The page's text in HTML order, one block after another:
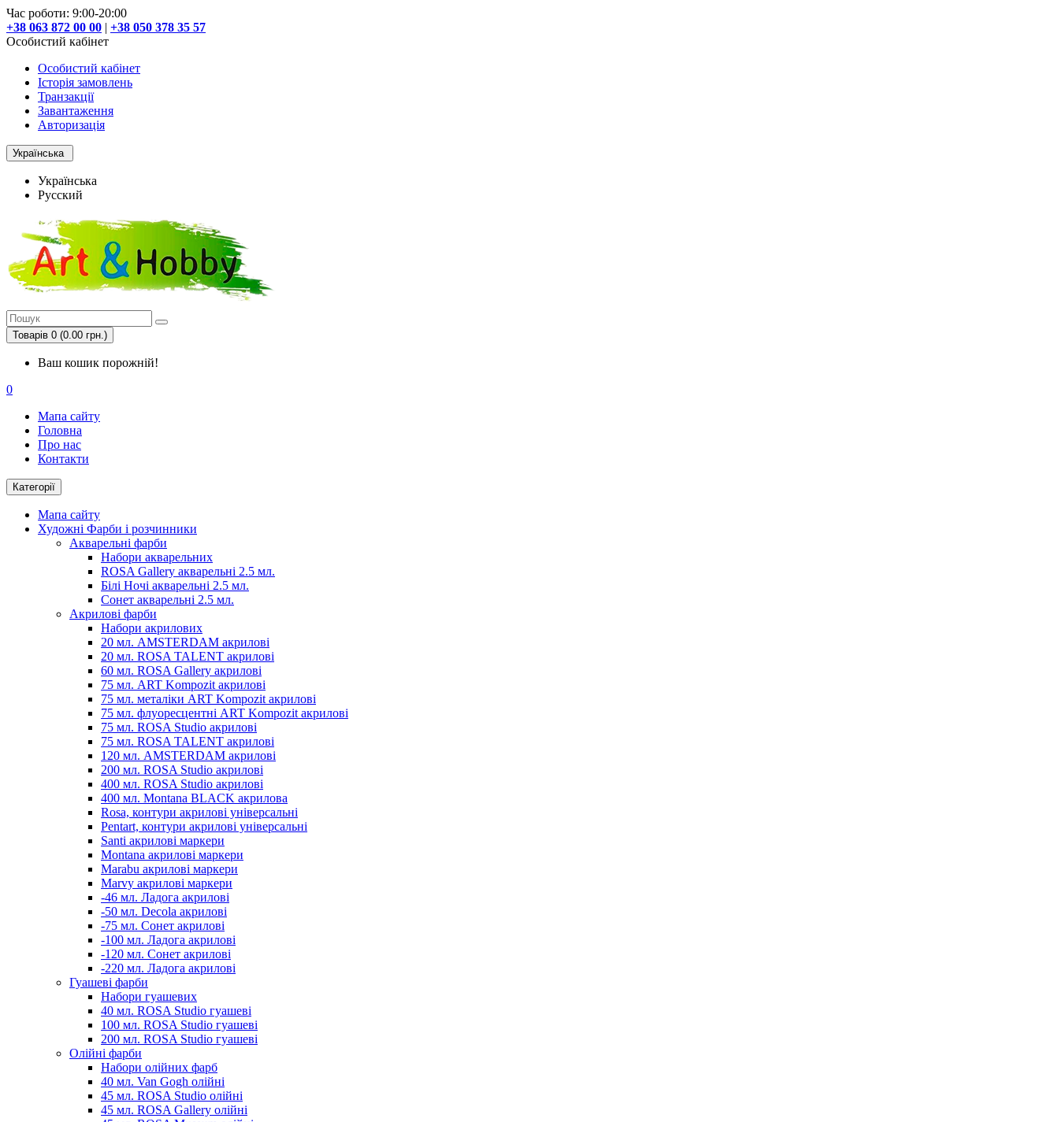
Час роботи: 9:00-20:00
+38 063 872 00 00 | +38 050 378 35 57
Особистий кабінет
Особистий кабінет
Історія замовлень
Транзакції
Завантаження
Авторизація
Українська
Українська
Русский
Товарів 0 (0.00 грн.)
Ваш кошик порожній!
0
Мапа сайту
Головна
Про нас
Контакти
Категорії
Мапа сайту
Художні Фарби і розчинники
Акварельні фарби
Набори акварельних
ROSA Gallery акварельні 2.5 мл.
Білі Ночі акварельні 2.5 мл.
Сонет акварельні 2.5 мл.
Акрилові фарби
Набори акрилових
20 мл. AMSTERDAM акрилові
20 мл. ROSA TALENT акрилові
60 мл. ROSA Gallery акрилові
75 мл. ART Kompozit акрилові
75 мл. металіки ART Kompozit акрилові
75 мл. флуоресцентні ART Kompozit акрилові
75 мл. ROSA Studio акрилові
75 мл. ROSA TALENT акрилові
120 мл. AMSTERDAM акрилові
200 мл. ROSA Studio акрилові
400 мл. ROSA Studio акрилові
400 мл. Montana BLACK акрилова
Rosa, контури акрилові універсальні
Pentart, контури акрилові універсальні
Santi акрилові маркери
Montana акрилові маркери
Marabu акрилові маркери
Marvy акрилові маркери
-46 мл. Ладога акрилові
-50 мл. Decola акрилові
-75 мл. Сонет акрилові
-100 мл. Ладога акрилові
-120 мл. Сонет акрилові
-220 мл. Ладога акрилові
Гуашеві фарби
Набори гуашевих
40 мл. ROSA Studio гуашеві
100 мл. ROSA Studio гуашеві
200 мл. ROSA Studio гуашеві
Олійні фарби
Набори олійних фарб
40 мл. Van Gogh олійні
45 мл. ROSA Studio олійні
45 мл. ROSA Gallery олійні